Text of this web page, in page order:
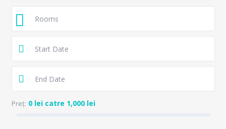
Preț: 0 lei catre 1,000 lei